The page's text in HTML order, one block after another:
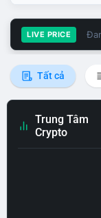
LIVE PRICE
Tất cả
Trung Tâm
Crypto